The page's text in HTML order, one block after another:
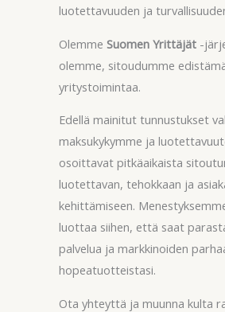
luotettavuuden ja
Olemme Suomen Yrittäjät -
olemme, sitoudumme
yritystoimintaa.
Edellä mainitut tunnustukset
maksukykymme ja
osoittavat pitkäaikaista
luotettavan, tehokkaan ja
kehittämiseen.
luottaa siihen, että saat
palvelua ja markkinoiden
hopeatuotteistasi.
Ota yhteyttä ja muunna kulta